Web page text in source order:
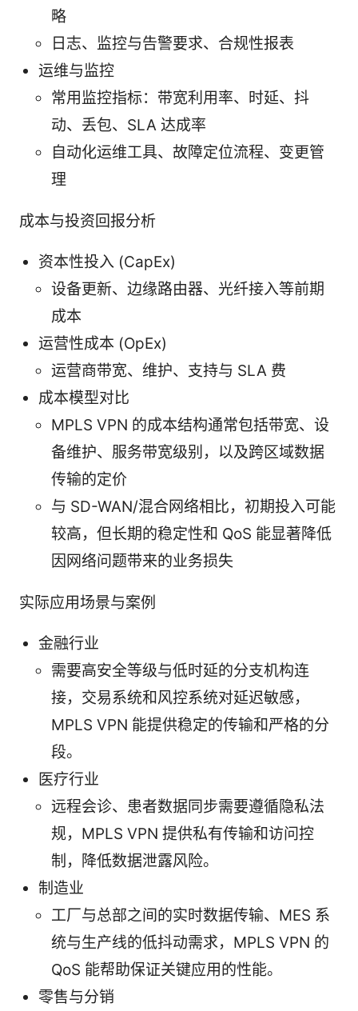
略
日志、监控与告警要求、合规性报表
运维与监控
常用监控指标：带宽利用率、时延、抖
动、丢包、SLA 达成率
自动化运维工具、故障定位流程、变更管
理
成本与投资回报分析
资本性投入 (CapEx)
设备更新、边缘路由器、光纤接入等前期
成本
运营性成本 (OpEx)
运营商带宽、维护、支持与 SLA 费
成本模型对比
MPLS VPN 的成本结构通常包括带宽、设
备维护、服务带宽级别，以及跨区域数据
传输的定价
与 SD-WAN/混合网络相比，初期投入可能
较高，但长期的稳定性和 QoS 能显著降低
因网络问题带来的业务损失
实际应用场景与案例
金融行业
需要高安全等级与低时延的分支机构连
接，交易系统和风控系统对延迟敏感，
MPLS VPN 能提供稳定的传输和严格的分
段。
医疗行业
远程会诊、患者数据同步需要遵循隐私法
规，MPLS VPN 提供私有传输和访问控
制，降低数据泄露风险。
制造业
工厂与总部之间的实时数据传输、MES 系
统与生产线的低抖动需求，MPLS VPN 的
QoS 能帮助保证关键应用的性能。
零售与分销